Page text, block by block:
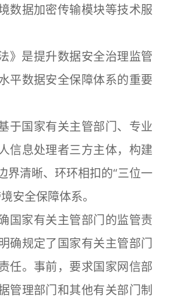
数据加密传输模块等技术服
是提升数据安全治理监管
平数据安全保障体系的重要
国家有关主管部门、专业
信息处理者三方主体，构建
界清晰、环环相扣的“三位一
安全保障体系。
家有关主管部门的监管责
确规定了国家有关主管部门
任。事前，要求国家网信部
管理部门和其他有关部门制